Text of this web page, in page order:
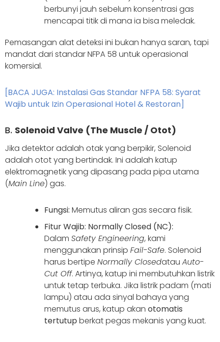
berbunyi jauh sebelum konsentrasi gas
mencapai titik di mana ia bisa meledak.
Pemasangan alat deteksi ini bukan hanya saran, tapi
mandat dari standar NFPA 58 untuk operasional
komersial.
[BACA JUGA: Instalasi Gas Standar NFPA 58: Syarat
Wajib untuk Izin Operasional Hotel & Restoran]
B. Solenoid Valve (The Muscle / Otot)
Jika detektor adalah otak yang berpikir, Solenoid
adalah otot yang bertindak. Ini adalah katup
elektromagnetik yang dipasang pada pipa utama
(Main Line) gas.
Fungsi: Memutus aliran gas secara fisik.
Fitur Wajib: Normally Closed (NC):
Dalam Safety Engineering, kami
menggunakan prinsip Fail-Safe. Solenoid
harus bertipe Normally Closedatau Auto-
Cut Off. Artinya, katup ini membutuhkan listrik
untuk tetap terbuka. Jika listrik padam (mati
lampu) atau ada sinyal bahaya yang
memutus arus, katup akan otomatis
tertutup berkat pegas mekanis yang kuat.